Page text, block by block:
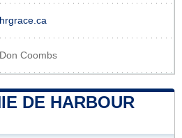
hrgrace.ca
Don Coombs
DE HARBOUR